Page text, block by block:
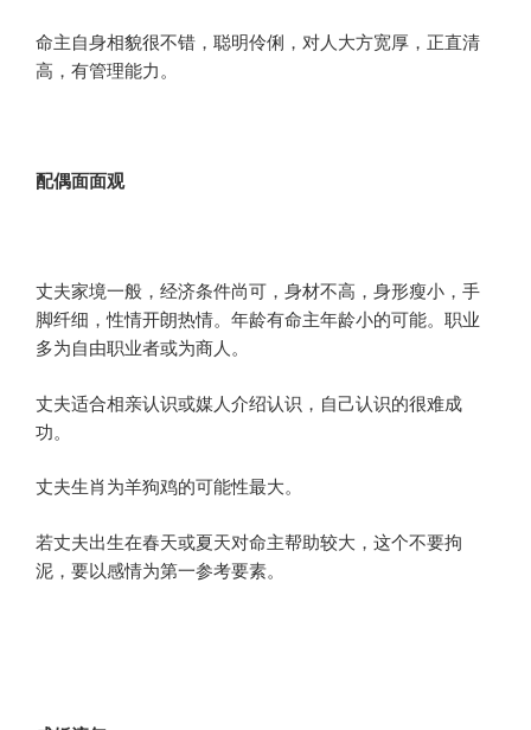
命主自身相貌很不错，聪明伶俐，对人大方宽厚，正直清
高，有管理能力。
配偶面面观
丈夫家境一般，经济条件尚可，身材不高，身形瘦小，手
脚纤细，性情开朗热情。年龄有命主年龄小的可能。职业
多为自由职业者或为商人。
丈夫适合相亲认识或媒人介绍认识，自己认识的很难成
功。
丈夫生肖为羊狗鸡的可能性最大。
若丈夫出生在春天或夏天对命主帮助较大，这个不要拘
泥，要以感情为第一参考要素。